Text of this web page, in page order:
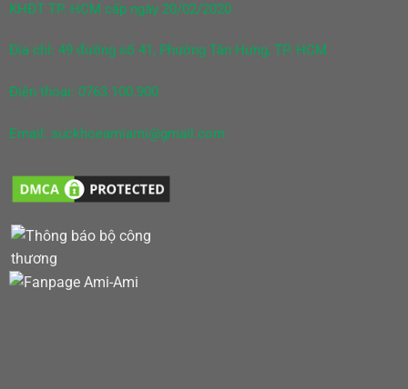
KHĐT TP. HCM cấp ngày 20/02/2020
Địa chỉ: 49 đường số 41, Phường Tân Hưng, TP. HCM
Điện thoại: 0763.100.900
Email: suckhoeamiami@gmail.com